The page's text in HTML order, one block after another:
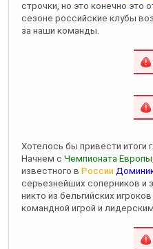
строчки, но это конечно это
сезоне российские клубы
за наши команды.
Хотелось бы привести
Начнем с Чемпионата Европы
известного в России
серьезнейших соперников и
никто из бельгийских
командной игрой и